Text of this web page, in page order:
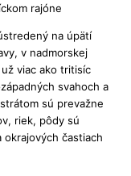
rajóne
na úpätí
v nadmorskej
viac ako tritisíc
svahoch a
sú prevažne
riek, pôdy sú
častiach